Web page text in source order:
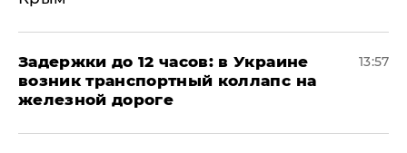
Задержки до 12 часов: в Украине
возник транспортный коллапс на
железной дороге
13:57